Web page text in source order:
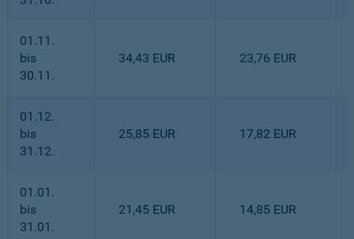
01.11.
bis
30.11.
34,43 EUR 23,76 EUR
01.12.
bis
31.12.
25,85 EUR 17,82 EUR
01.01.
bis
31.01.
21,45 EUR 14,85 EUR